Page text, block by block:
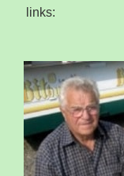
links: